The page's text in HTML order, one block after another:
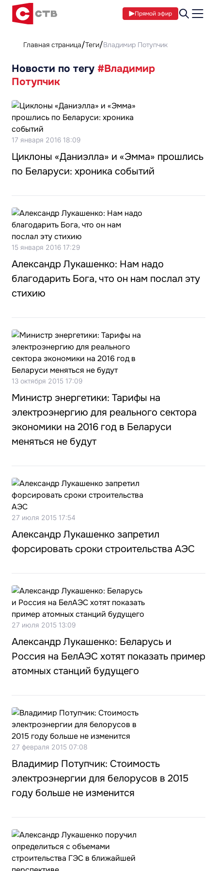
Прямой эфир
Главная страница Теги Владимир Потупчик
Новости по тегу #Владимир
Потупчик
17 января 2016 18:09
Циклоны «Даниэлла» и «Эмма» прошлись
по Беларуси: хроника событий
15 января 2016 17:29
Александр Лукашенко: Нам надо
благодарить Бога, что он нам послал эту
стихию
13 октября 2015 17:09
Министр энергетики: Тарифы на
электроэнергию для реального сектора
экономики на 2016 год в Беларуси
меняться не будут
27 июля 2015 17:54
Александр Лукашенко запретил
форсировать сроки строительства АЭС
27 июля 2015 13:09
Александр Лукашенко: Беларусь и
Россия на БелАЭС хотят показать пример
атомных станций будущего
27 февраля 2015 07:08
Владимир Потупчик: Стоимость
электроэнергии для белорусов в 2015
году больше не изменится